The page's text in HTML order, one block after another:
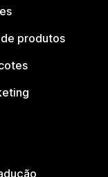
produtos